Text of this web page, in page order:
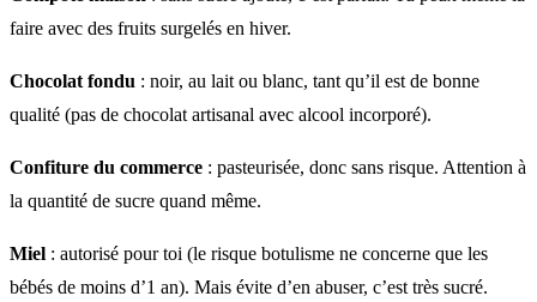
faire avec des fruits surgelés en hiver.
Chocolat fondu : noir, au lait ou blanc, tant qu’il est de bonne
qualité (pas de chocolat artisanal avec alcool incorporé).
Confiture du commerce : pasteurisée, donc sans risque. Attention à
la quantité de sucre quand même.
Miel : autorisé pour toi (le risque botulisme ne concerne que les
bébés de moins d’1 an). Mais évite d’en abuser, c’est très sucré.